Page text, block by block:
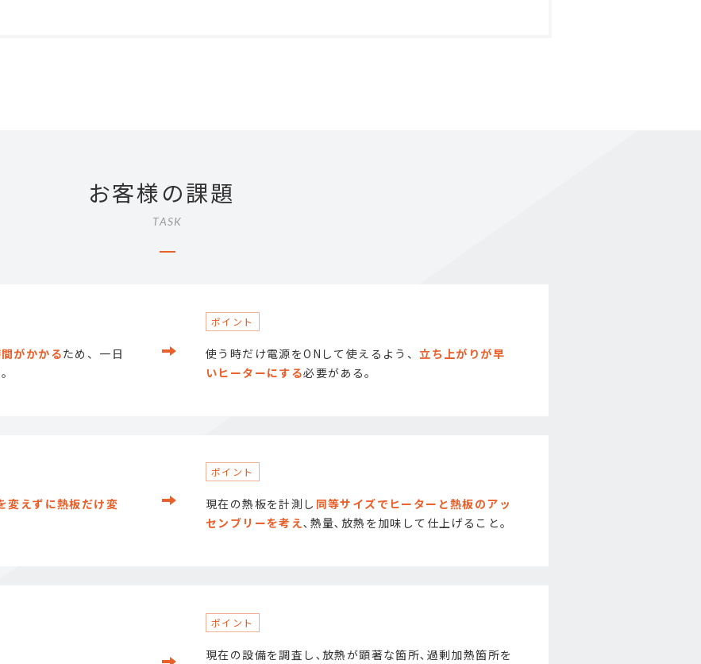
お客様の課題
TASK
がかかるため、一日
使う時だけ電源をONして使えるよう、 立ち上がりが早
いヒーターにする必要がある｡
変えずに熱板だけ変
現在の熱板を計測し 同等サイズでヒーターと熱板のアッ
センブリーを考え､熱量､放熱を加味して仕上げること｡
現在の設備を調査し､放熱が顕著な箇所､過剰加熱箇所を